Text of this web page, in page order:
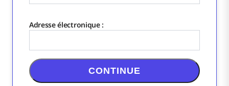
Adresse électronique :
CONTINUE